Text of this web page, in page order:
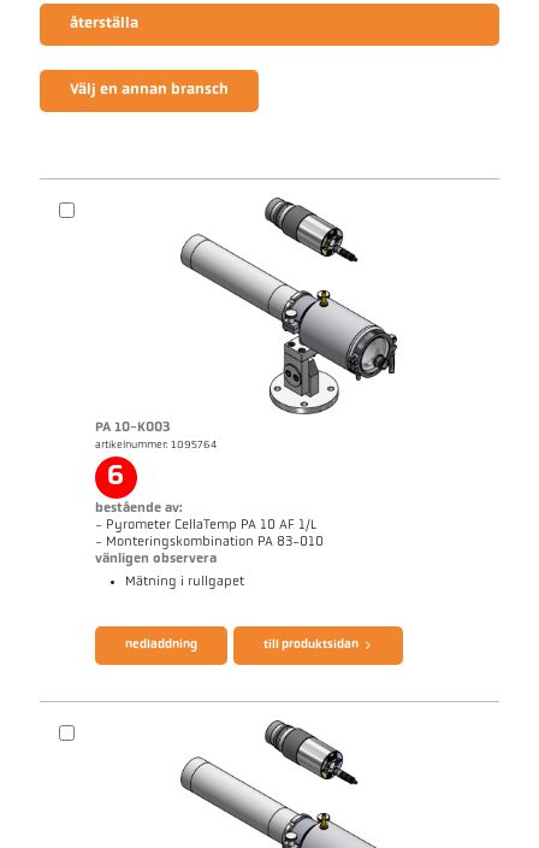
återställa
Välj en annan bransch
PA 10-K003
artikelnummer: 1095764
6
bestående av:
- Pyrometer CellaTemp PA 10 AF 1/L
- Monteringskombination PA 83-010
vänligen observera
Mätning i rullgapet
broschyr CellaTemp PA
nedladdning till produktsidan